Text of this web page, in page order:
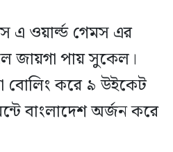
ওয়ার্ল্ড গেমস এর
জায়গা পায় সুকেল।
বোলিং করে ৯ উইকেট
বাংলাদেশ অর্জন করে